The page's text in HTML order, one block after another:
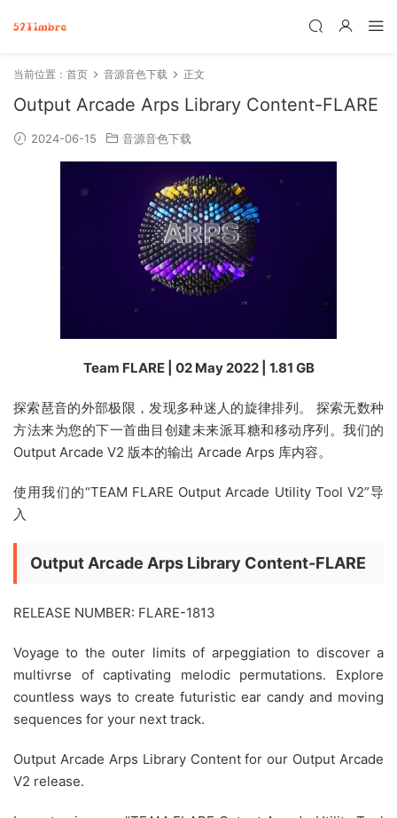
当前位置： 首页 音源音色下载 正文
Output Arcade Arps Library Content-FLARE
2024-06-15 音源音色下载
Team FLARE | 02 May 2022 | 1.81 GB
探索琶音的外部极限，发现多种迷人的旋律排列。 探索无数种
方法来为您的下一首曲目创建未来派耳糖和移动序列。我们的
Output Arcade V2 版本的输出 Arcade Arps 库内容。
使用我们的“TEAM FLARE Output Arcade Utility Tool V2”导
入
Output Arcade Arps Library Content-FLARE
RELEASE NUMBER: FLARE-1813
Voyage to the outer limits of arpeggiation to discover a
multivrse of captivating melodic permutations. Explore
countless ways to create futuristic ear candy and moving
sequences for your next track.
Output Arcade Arps Library Content for our Output Arcade
V2 release.